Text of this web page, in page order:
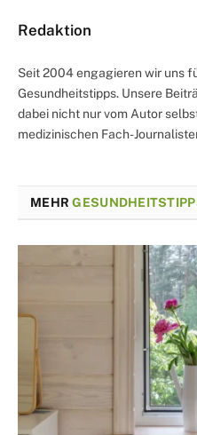
Redaktion
Seit 2004 engagieren wir uns
Gesundheitstipps. Unsere
dabei nicht nur vom Autor
medizinischen Fach-
MEHR